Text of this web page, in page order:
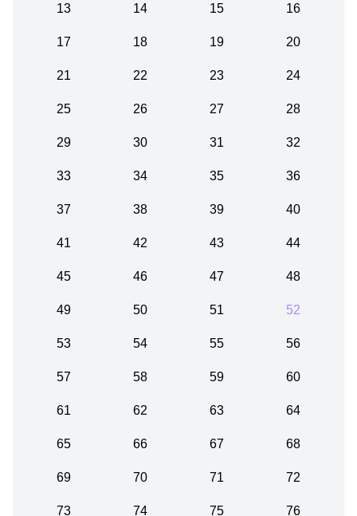
13 14 15 16
17 18 19 20
21 22 23 24
25 26 27 28
29 30 31 32
33 34 35 36
37 38 39 40
41 42 43 44
45 46 47 48
49 50 51 52
53 54 55 56
57 58 59 60
61 62 63 64
65 66 67 68
69 70 71 72
73 74 75 76